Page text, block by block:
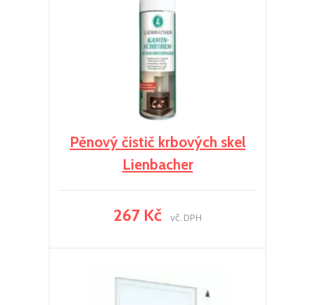
Pěnový čistič krbových skel
Lienbacher
267 Kč vč. DPH